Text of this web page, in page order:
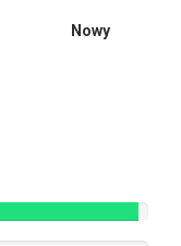
Nowy